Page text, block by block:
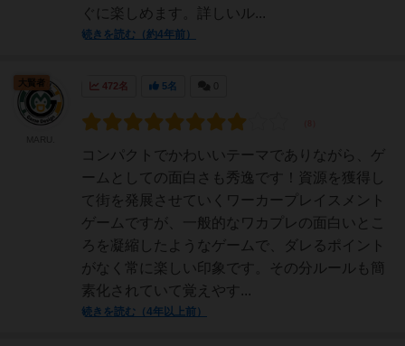
ぐに楽しめます。詳しいル...
続きを読む（約4年前）
472名 5名
コンパクトでかわいいテーマでありながら、ゲ
ームとしての面白さも秀逸です！資源を獲得し
て街を発展させていくワーカープレイスメント
ゲームですが、一般的なワカプレの面白いとこ
ろを凝縮したようなゲームで、ダレるポイント
がなく常に楽しい印象です。その分ルールも簡
素化されていて覚えやす...
続きを読む（4年以上前）
大賢者